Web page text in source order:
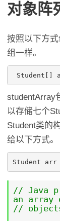
对象阵
按照以下方
组一样。
Student[]
studentArray
以存储七个
Student类的
给以下方式。
Student arr
// Java
an array
//